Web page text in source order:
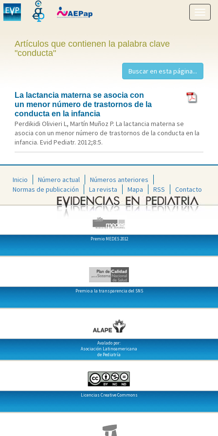
menú
Artículos que contienen la palabra clave
"conducta"
La lactancia materna se asocia con
un menor número de trastornos de la
conducta en la infancia
Perdikidi Olivieri L, Martín Muñoz P. La lactancia materna se
asocia con un menor número de trastornos de la conducta en la
infancia. Evid Pediatr. 2012;8:5.
Inicio Número actual
Números anteriores
Normas de publicación
La revista Mapa RSS Contacto
Premio MEDES 2012
Premio a la transparencia del SNS
Avalado por:
Asociación Latinoamericana
de Pediatría
Licencias Creative Commons